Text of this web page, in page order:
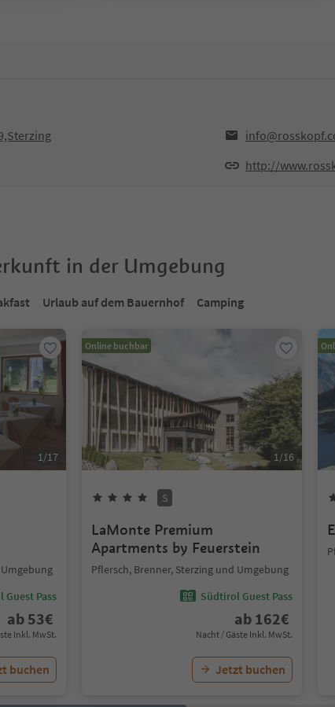
http://
in der Umgebung
Urlaub auf dem Bauernhof Camping
1/17
Guest Pass
ab 53€
Inkl. MwSt.
buchen
Online buchbar
1/16
S
LaMonte Premium
Apartments by Feuerstein
Pflersch, Brenner, Sterzing und Umgebung
Südtirol Guest Pass
ab 162€
Nacht / Gäste Inkl. MwSt.
Jetzt buchen